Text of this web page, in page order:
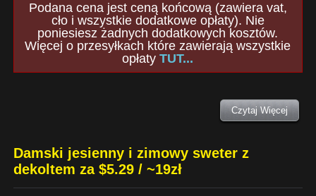
Podana cena jest ceną końcową (zawiera vat,
cło i wszystkie dodatkowe opłaty). Nie
poniesiesz żadnych dodatkowych kosztów.
Więcej o przesyłkach które zawierają wszystkie
opłatyTUT...
Czytaj Więcej
Damski jesienny i zimowy sweter z
dekoltem za $5.29 / ~19zł